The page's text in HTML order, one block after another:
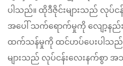
ပါသည်။ ထိုဒီဇိုင်းများသည် လုပ်င
အပေါ် သက်ရောက်မှုကို လျော့နည်
ထက်သန်မှုကို ထင်ဟပ်ပေးပါသ
များသည် လုပ်ငန်းလေးနက်စွာ အ